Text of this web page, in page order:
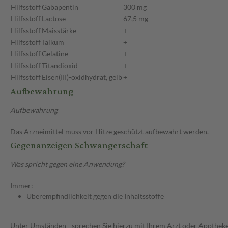
HilfsstoffGabapentin
300 mg
HilfsstoffLactose
67,5 mg
HilfsstoffMaisstärke
+
HilfsstoffTalkum
+
HilfsstoffGelatine
+
HilfsstoffTitandioxid
+
HilfsstoffEisen(III)-oxidhydrat, gelb +
Aufbewahrung
Aufbewahrung
Das Arzneimittel muss vor Hitze geschützt aufbewahrt werden.
Gegenanzeigen Schwangerschaft
Was spricht gegen eine Anwendung?
Immer:
Überempfindlichkeit gegen die Inhaltsstoffe
Unter Umständen - sprechen Sie hierzu mit Ihrem Arzt oder